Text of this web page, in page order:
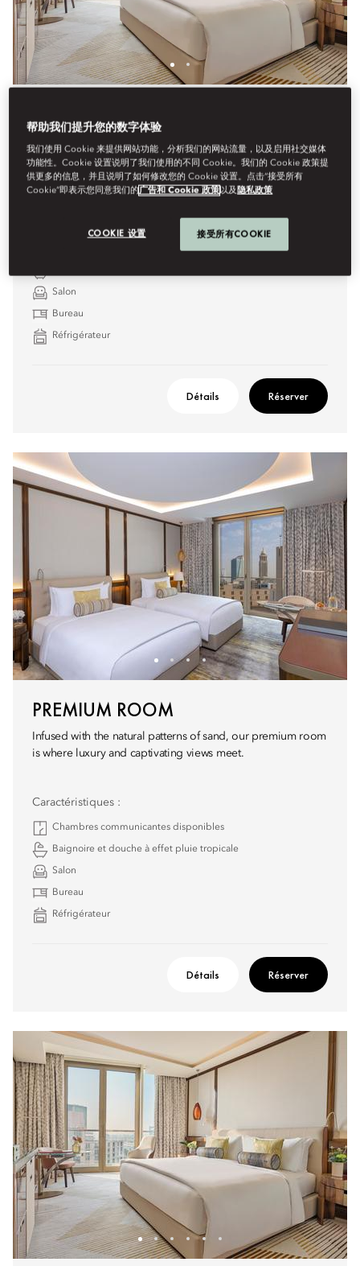
DELUXE FAMILY ROOM
service, a separate lounge area, a spacious bathroom with a
walk-in shower.
Chambres communicantes disponibles
Salon
Bureau
Réfrigérateur
Détails Réserver
PREMIUM ROOM
Infused with the natural patterns of sand, our premium room
is where luxury and captivating views meet.
Caractéristiques :
Chambres communicantes disponibles
Baignoire et douche à effet pluie tropicale
Salon
Bureau
Réfrigérateur
Détails Réserver
帮助我们提升您的数字体验
我们使用 Cookie 来提供网站功能，分析我们的网站流量，以及启用社交媒体
功能性。Cookie 设置说明了我们使用的不同 Cookie。我们的 Cookie 政策提
供更多的信息，并且说明了如何修改您的 Cookie 设置。点击“接受所有
Cookie”即表示您同意我们的广告和 Cookie 政策以及 隐私政策
COOKIE 设置 接受所有COOKIE